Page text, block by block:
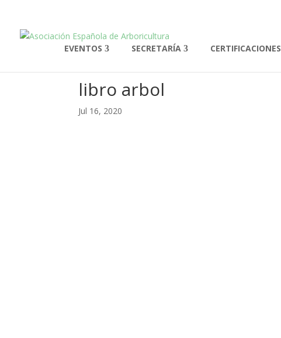
EVENTOS SECRETARÍA CERTIFICACIONES
libro arbol
Jul 16, 2020